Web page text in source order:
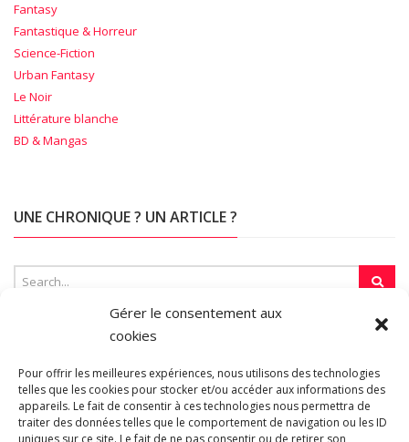
Gérer le consentement aux
cookies
Pour offrir les meilleures expériences, nous utilisons des technologies
telles que les cookies pour stocker et/ou accéder aux informations des
appareils. Le fait de consentir à ces technologies nous permettra de
traiter des données telles que le comportement de navigation ou les ID
uniques sur ce site. Le fait de ne pas consentir ou de retirer son
Fantasy
Fantastique & Horreur
Science-Fiction
Urban Fantasy
Le Noir
Littérature blanche
BD & Mangas
UNE CHRONIQUE ? UN ARTICLE ?
SUR LA TOILE…
Blogroll